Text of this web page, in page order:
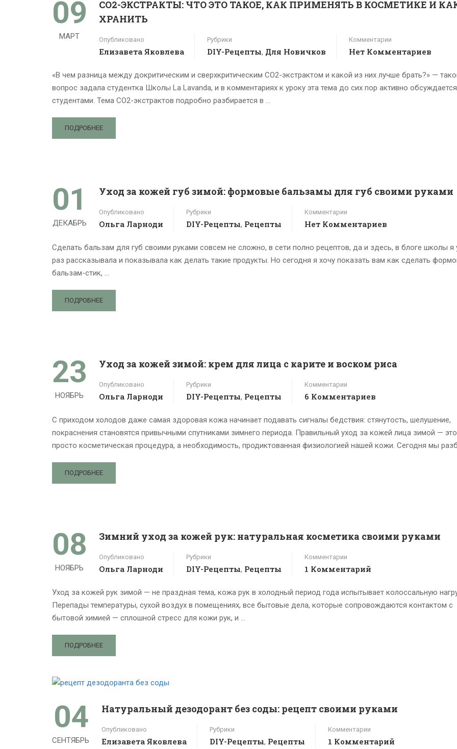
09
МАРТ
СО2-ЭКСТРАКТЫ: ЧТО ЭТО ТАКОЕ, КАК ПРИМЕНЯТЬ В КОСМЕТИКЕ И
ХРАНИТЬ
Опубликовано
Елизавета Яковлева
Рубрики
DIY-Рецепты, Для Новичков
Комментарии
Нет Комментариев
«В чем разница между докритическим и сверхкритическим СО2-экстрактом и какой из них лучше брать?» —
вопрос задала студентка Школы La Lavanda, и в комментариях к уроку эта тема до сих пор активно обсуждается
студентами. Тема CO2-экстрактов подробно разбирается в …
ПОДРОБНЕЕ
01
ДЕКАБРЬ
Уход за кожей губ зимой: формовые бальзамы для губ своими руками
Опубликовано
Ольга Ларноди
Рубрики
DIY-Рецепты, Рецепты
Комментарии
Нет Комментариев
Сделать бальзам для губ своими руками совсем не сложно, в сети полно рецептов, да и здесь, в блоге школы я
раз рассказывала и показывала как делать такие продукты. Но сегодня я хочу показать вам как сделать
бальзам-стик, …
ПОДРОБНЕЕ
23
НОЯБРЬ
Уход за кожей зимой: крем для лица с карите и воском риса
Опубликовано
Ольга Ларноди
Рубрики
DIY-Рецепты, Рецепты
Комментарии
6 Комментариев
С приходом холодов даже самая здоровая кожа начинает подавать сигналы бедствия: стянутость, шелушение,
покраснения становятся привычными спутниками зимнего периода. Правильный уход за кожей лица зимой —
просто косметическая процедура, а необходимость, продиктованная физиологией нашей кожи. Сегодня мы
ПОДРОБНЕЕ
08
НОЯБРЬ
Зимний уход за кожей рук: натуральная косметика своими руками
Опубликовано
Ольга Ларноди
Рубрики
DIY-Рецепты, Рецепты
Комментарии
1 Комментарий
Уход за кожей рук зимой — не праздная тема, кожа рук в холодный период года испытывает колоссальную
Перепады температуры, сухой воздух в помещениях, все бытовые дела, которые сопровождаются контактом с
бытовой химией — сплошной стресс для кожи рук, и …
ПОДРОБНЕЕ
04
СЕНТЯБРЬ
Натуральный дезодорант без соды: рецепт своими руками
Опубликовано
Елизавета Яковлева
Рубрики
DIY-Рецепты, Рецепты
Комментарии
1 Комментарий